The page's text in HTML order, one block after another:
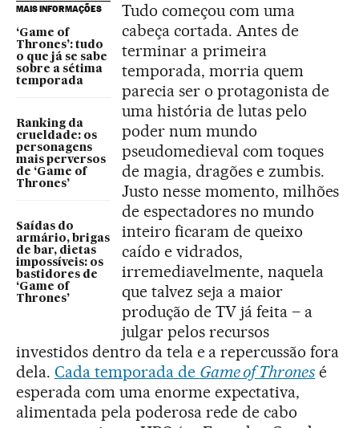
MAIS INFORMAÇÕES
‘Game of
Thrones’: tudo
o que já se sabe
sobre a sétima
temporada
Ranking da
crueldade: os
personagens
mais perversos
de ‘Game of
Thrones’
Saídas do
armário, brigas
de bar, dietas
impossíveis: os
bastidores de
‘Game of
Thrones’
Tudo começou com uma
cabeça cortada. Antes de
terminar a primeira
temporada, morria quem
parecia ser o protagonista de
uma história de lutas pelo
poder num mundo
pseudomedieval com toques
de magia, dragões e zumbis.
Justo nesse momento, milhões
de espectadores no mundo
inteiro ficaram de queixo
caído e vidrados,
irremediavelmente, naquela
que talvez seja a maior
produção de TV já feita – a
julgar pelos recursos
investidos dentro da tela e a repercussão fora
dela. Cada temporada de Game of Thrones é
esperada com uma enorme expectativa,
alimentada pela poderosa rede de cabo